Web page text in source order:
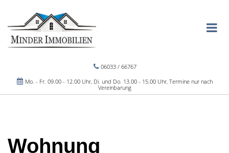
06033 / 66767
Mo. - Fr. 09.00 - 12.00 Uhr, Di. und Do. 13.00 - 15.00 Uhr, Termine nur nach
Vereinbarung
Wohnung